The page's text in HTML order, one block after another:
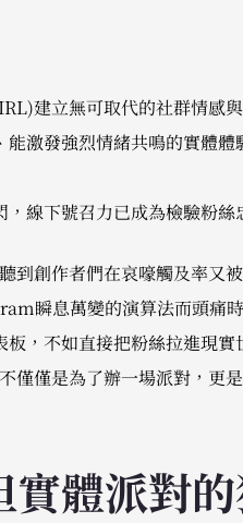
建立無可取代的社群情感
激發強烈情緒共鳴的實體
線下號召力已成為檢驗粉絲
到創作者們在哀嚎觸及率又
瞬息萬變的演算法而頭痛
，不如直接把粉絲拉進現
是為了辦一場派對，更是
體派對